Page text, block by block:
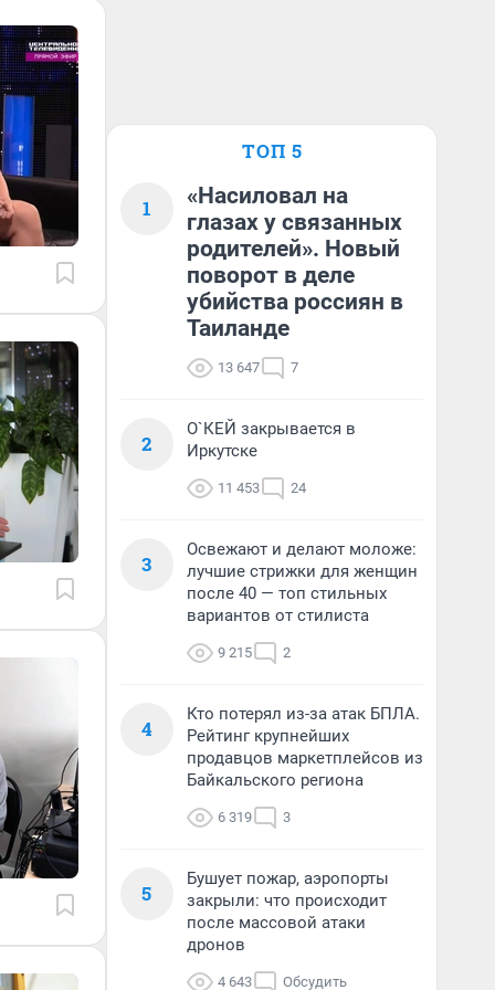
ТОП 5
1
«Насиловал на
глазах у связанных
родителей». Новый
поворот в деле
убийства россиян в
Таиланде
13 647 7
2
О`КЕЙ закрывается в
Иркутске
11 453 24
3
Освежают и делают моложе:
лучшие стрижки для женщин
после 40 — топ стильных
вариантов от стилиста
9 215 2
4
Кто потерял из-за атак БПЛА.
Рейтинг крупнейших
продавцов маркетплейсов из
Байкальского региона
6 319 3
5
Бушует пожар, аэропорты
закрыли: что происходит
после массовой атаки
дронов
4 643 Обсудить